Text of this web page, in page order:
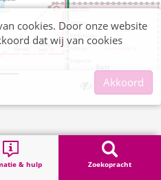
& hulp Zoekopracht
cookies. Door onze website
dat wij van cookies
Akkoord